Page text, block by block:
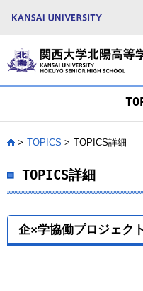
よくある質問
各種証明書の発行
HOME
TOPICS TOPICS詳細
TOPICS詳細
企×学協働プロジェク